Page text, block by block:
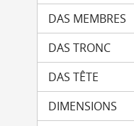
DAS MEMBRES
DAS TRONC
DAS TÊTE
DIMENSIONS